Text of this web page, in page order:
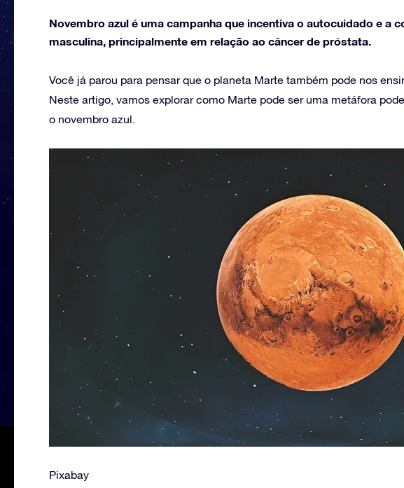
Novembro azul é uma campanha que incentiva o autocuidado e a
masculina, principalmente em relação ao câncer de próstata.
Você já parou para pensar que o planeta Marte também pode nos
Neste artigo, vamos explorar como Marte pode ser uma metáfora
o novembro azul.
Pixabay